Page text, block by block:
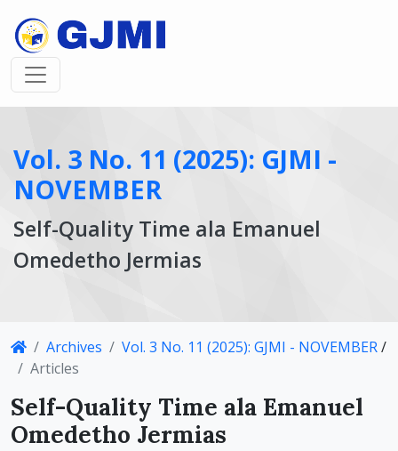
Vol. 3 No. 11 (2025): GJMI -
NOVEMBER
Self-Quality Time ala Emanuel
Omedetho Jermias
DetailsArchives Vol. 3 No. 11 (2025): GJMI - NOVEMBER/
Articles
Self-Quality Time ala Emanuel
Omedetho Jermias